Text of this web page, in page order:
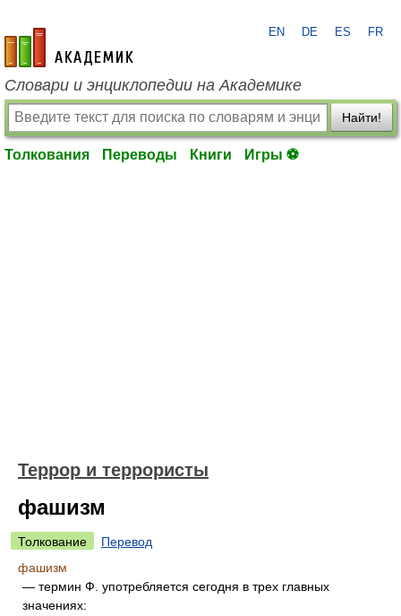
academic.ru
EN DE ES FR
Словари и энциклопедии на Академике
Найти!
Толкования Переводы Книги Игры ⚽
Террор и террористы
фашизм
Толкование
Перевод
фашизм
— термин Ф. употребляется сегодня в трех главных
значениях: